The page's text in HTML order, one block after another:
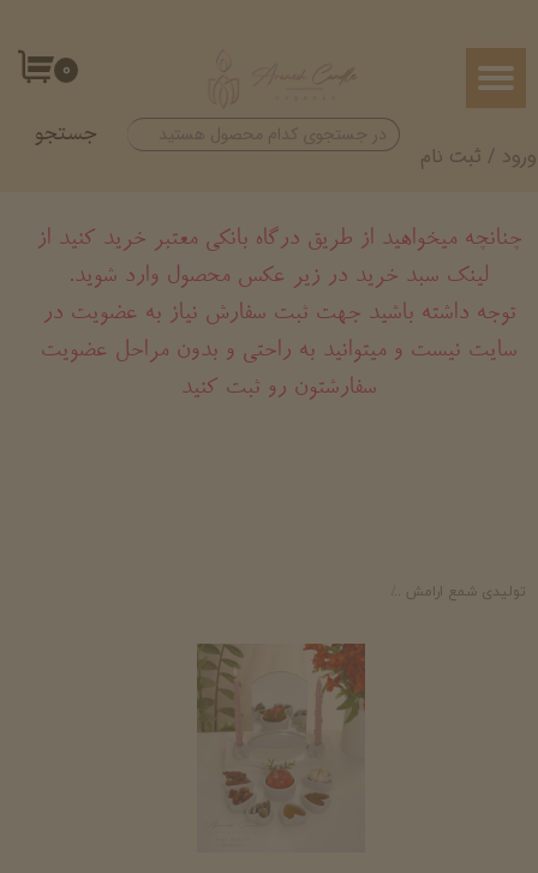
۰
ورود / ثبت نام
حساب کاربری من
تغییر گذر واژه
جستجو
تولیدی شمع ارامش
چنانچه میخواهید از طریق درگاه بانکی معتبر خرید کنید از
لینک سبد خرید در زیر عکس محصول وارد شوید.
​​​​​​​توجه داشته باشید جهت ثبت سفارش نیاز به عضویت در
سایت نیست و میتوانید به راحتی و بدون مراحل عضویت
سفارشتون رو ثبت کنید